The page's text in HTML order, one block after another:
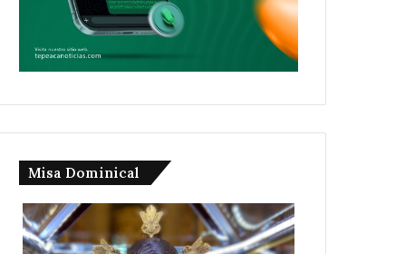
Misa Dominical